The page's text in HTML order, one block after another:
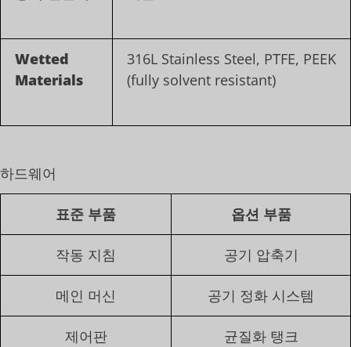
Wetted
Materials
316L Stainless Steel, PTFE, PEEK
(fully solvent resistant)
하드웨어
표준 부품 옵션 부품
작동 지침 공기 압축기
메인 머신 공기 정화 시스템
제어판 균질화 탱크